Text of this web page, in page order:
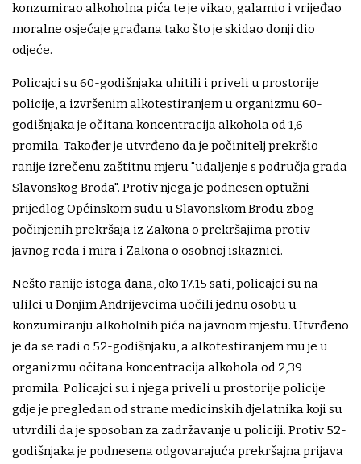
konzumirao alkoholna pića te je vikao, galamio i vrijeđao
moralne osjećaje građana tako što je skidao donji dio
odjeće.
Policajci su 60-godišnjaka uhitili i priveli u prostorije
policije, a izvršenim alkotestiranjem u organizmu 60-
godišnjaka je očitana koncentracija alkohola od 1,6
promila. Također je utvrđeno da je počinitelj prekršio
ranije izrečenu zaštitnu mjeru "udaljenje s područja grada
Slavonskog Broda". Protiv njega je podnesen optužni
prijedlog Općinskom sudu u Slavonskom Brodu zbog
počinjenih prekršaja iz Zakona o prekršajima protiv
javnog reda i mira i Zakona o osobnoj iskaznici.
Nešto ranije istoga dana, oko 17.15 sati, policajci su na
ulilci u Donjim Andrijevcima uočili jednu osobu u
konzumiranju alkoholnih pića na javnom mjestu. Utvrđeno
je da se radi o 52-godišnjaku, a alkotestiranjem mu je u
organizmu očitana koncentracija alkohola od 2,39
promila. Policajci su i njega priveli u prostorije policije
gdje je pregledan od strane medicinskih djelatnika koji su
utvrdili da je sposoban za zadržavanje u policiji. Protiv 52-
godišnjaka je podnesena odgovarajuća prekršajna prijava